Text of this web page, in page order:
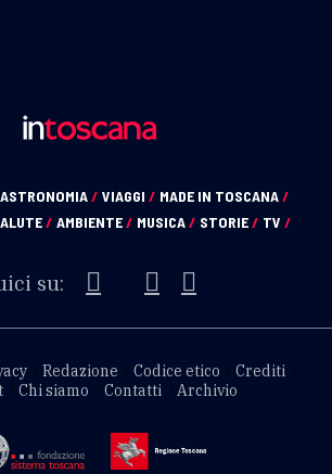
/ VIAGGI / MADE IN TOSCANA/
/ AMBIENTE/ MUSICA/ STORIE/ TV /
su:
Redazione Codice etico
Crediti
Chi siamo Contatti Archivio